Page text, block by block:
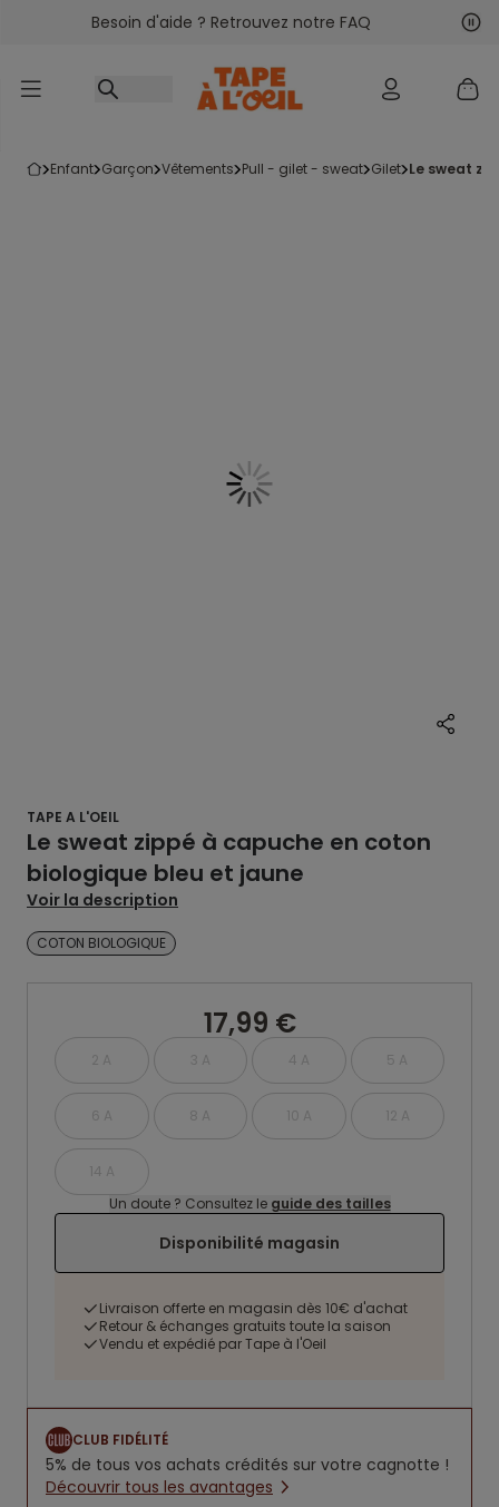
Accéder au contenu
Besoin d'aide ? Retrouvez notre FAQ
enfant garçon vêtements pull - gilet - sweat gilet le sweat
TAPE A L'OEIL
Le sweat zippé à capuche en coton
biologique bleu et jaune
Voir la description
COTON BIOLOGIQUE
17,99 €
2 A 3 A 4 A 5 A
6 A 8 A 10 A 12 A
14 A
Un doute ? Consultez le guide des tailles
Disponibilité magasin
Livraison offerte en magasin dès 10€ d'achat
Retour & échanges gratuits toute la saison
Vendu et expédié par Tape à l'Oeil
CLUB FIDÉLITÉ
5% de tous vos achats crédités sur votre cagnotte !
Découvrir tous les avantages